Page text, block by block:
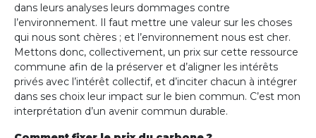
dans leurs analyses leurs dommages contre
l’environnement. Il faut mettre une valeur sur les choses
qui nous sont chères ; et l’environnement nous est cher.
Mettons donc, collectivement, un prix sur cette ressource
commune afin de la préserver et d’aligner les intérêts
privés avec l’intérêt collectif, et d’inciter chacun à intégrer
dans ses choix leur impact sur le bien commun. C’est mon
interprétation d’un avenir commun durable.